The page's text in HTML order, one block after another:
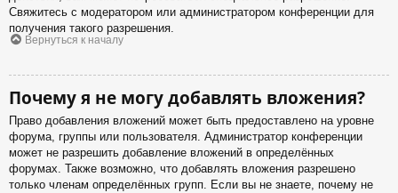
Свяжитесь с модератором или администратором конференции для
получения такого разрешения.
Вернуться к началу
Почему я не могу добавлять вложения?
Право добавления вложений может быть предоставлено на уровне
форума, группы или пользователя. Администратор конференции
может не разрешить добавление вложений в определённых
форумах. Также возможно, что добавлять вложения разрешено
только членам определённых групп. Если вы не знаете, почему не